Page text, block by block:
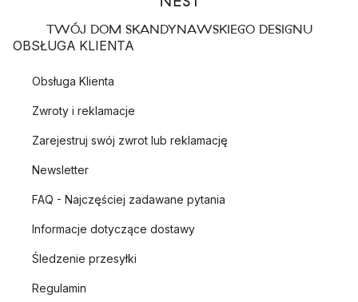
TWÓJ DOM SKANDYNAWSKIEGO DESIGNU
OBSŁUGA KLIENTA
Obsługa Klienta
Zwroty i reklamacje
Zarejestruj swój zwrot lub reklamację
Newsletter
FAQ - Najczęściej zadawane pytania
Informacje dotyczące dostawy
Śledzenie przesyłki
Regulamin